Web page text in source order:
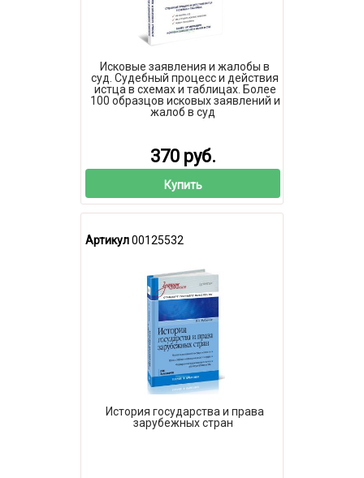
Исковые заявления и жалобы в
суд. Судебный процесс и действия
истца в схемах и таблицах. Более
100 образцов исковых заявлений и
жалоб в суд
370 руб.
Купить
Артикул00125532
История государства и права
зарубежных стран